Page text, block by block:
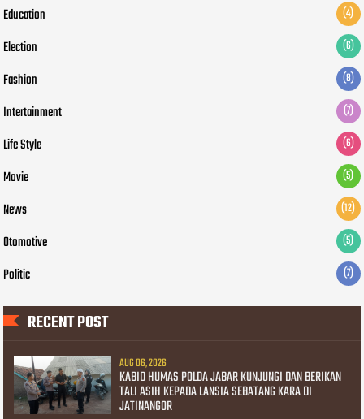
Education (4)
Election (6)
Fashion (8)
Intertainment (7)
Life Style (6)
Movie (5)
News (12)
Otomotive (5)
Politic (7)
RECENT POST
AUG 06, 2026
KABID HUMAS POLDA JABAR KUNJUNGI DAN BERIKAN
TALI ASIH KEPADA LANSIA SEBATANG KARA DI
JATINANGOR